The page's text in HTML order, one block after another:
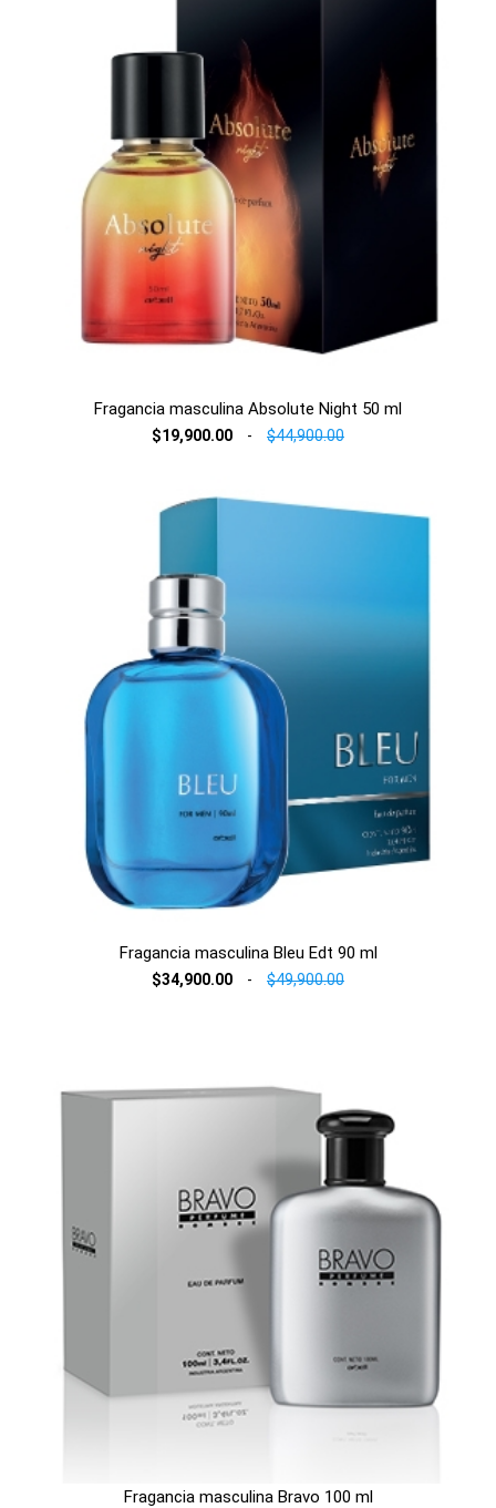
Fragancia masculina Absolute Night 50 ml
$19,900.00 - $44,900.00
Fragancia masculina Bleu Edt 90 ml
$34,900.00 - $49,900.00
Fragancia masculina Bravo 100 ml